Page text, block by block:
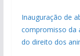
Inauguração de
compromisso da
do direito dos